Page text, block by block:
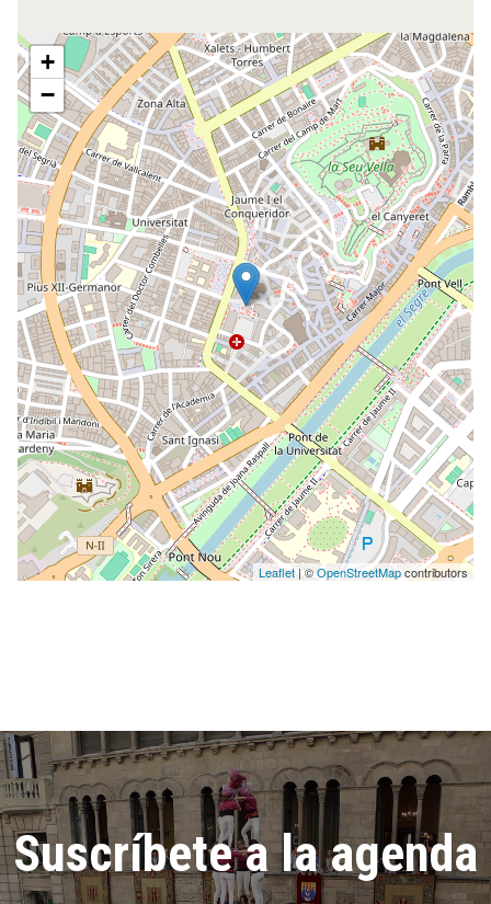
+
−
Leaflet| ©OpenStreetMapcontributors
Suscríbete a la agenda